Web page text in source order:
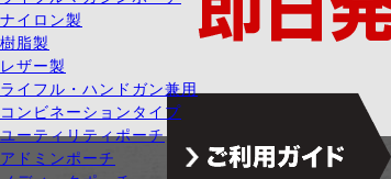
ナイロン製
樹脂製
レザー製
ライフル・ハンドガン兼用
コンビネーションタイプ
ユーティリティポーチ
アドミンポーチ
ジャンル別カテゴリ